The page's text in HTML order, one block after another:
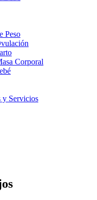
Peso
Corporal
y Servicios